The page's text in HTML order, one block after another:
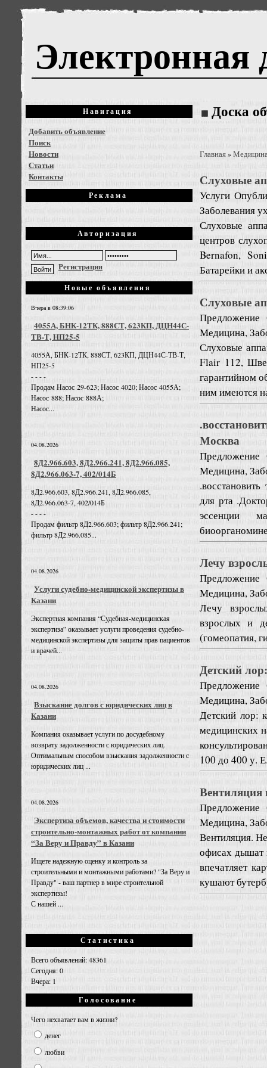
Электронная
Навигация
Добавить объявление
Поиск
Новости
Статьи
Контакты
Реклама
Авторизация
Регистрация
Новые объявления
Вчера в 08:39:06
4055А, БНК-12ТК, 888СТ, 623КП, ДЦН44С-
ТВ-Т, НП25-5
4055А, БНК-12ТК, 888СТ, 623КП, ДЦН44С-ТВ-Т,
НП25-5
- - - -
Продам Насос 29-623; Насос 4020; Насос 4055А;
Насос 888; Насос 888А;
Насос...
04.08.2026
8Д2.966.603, 8Д2.966.241, 8Д2.966.085,
8Д2.966.063-7, 402/014Б
8Д2.966.603, 8Д2.966.241, 8Д2.966.085,
8Д2.966.063-7, 402/014Б
- - - -
Продам фильтр 8Д2.966.603; фильтр 8Д2.966.241;
фильтр 8Д2.966.085...
04.08.2026
Услуги судебно-медицинской экспертизы в
Казани
Экспертная компания “Судебная-медицинская
экспертиза” оказывает услуги проведения судебно-
медицинской экспертизы для защиты прав пациентов
и врачей...
04.08.2026
Взыскание долгов с юридических лиц в
Казани
Компания оказывает услуги по досудебному
возврату задолженности с юридических лиц.
Оптимальным способом взыскания задолженности с
юридических лиц ...
04.08.2026
Экспертиза объемов, качества и стоимости
строительно-монтажных работ от компании
“За Веру и Правду” в Казани
Ищете надежную оценку и контроль за
строительными и монтажными работами? "За Веру и
Правду" - ваш партнер в мире строительной
экспертизы!
С нашей ...
Статистика
Всего объявлений: 48361
Сегодня: 0
Вчера: 1
Голосование
Чего нехватает вам в жизни?
денег
любви
Доска
Главная»
Слуховые
Услуги
Заболевания
Слуховые
центров
Bernafon,
Батарейки и
Слуховые
Предложение
Медицина,
Слуховые
Flair 112,
гарантийном
ним имеются
Москва
Предложение
Медицина,
для рта
эссенции
Лечу
Предложение
Медицина,
Лечу
взрослых и
(гомеопатия,
Детский
Предложение
Медицина,
Детский лор:
медицинских
100 до 400 у.
Вентиляция
Предложение
Медицина,
Вентиляция.
офисах дышат
впечатляет
кушают